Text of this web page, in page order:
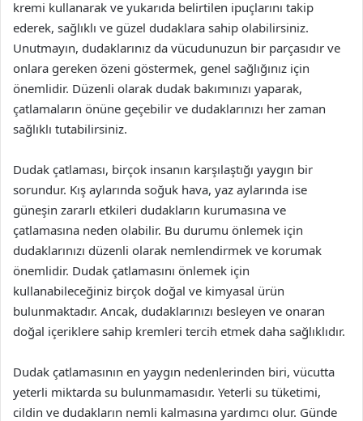
kremi kullanarak ve yukarıda belirtilen ipuçlarını takip
ederek, sağlıklı ve güzel dudaklara sahip olabilirsiniz.
Unutmayın, dudaklarınız da vücudunuzun bir parçasıdır ve
onlara gereken özeni göstermek, genel sağlığınız için
önemlidir. Düzenli olarak dudak bakımınızı yaparak,
çatlamaların önüne geçebilir ve dudaklarınızı her zaman
sağlıklı tutabilirsiniz.
Dudak çatlaması, birçok insanın karşılaştığı yaygın bir
sorundur. Kış aylarında soğuk hava, yaz aylarında ise
güneşin zararlı etkileri dudakların kurumasına ve
çatlamasına neden olabilir. Bu durumu önlemek için
dudaklarınızı düzenli olarak nemlendirmek ve korumak
önemlidir. Dudak çatlamasını önlemek için
kullanabileceğiniz birçok doğal ve kimyasal ürün
bulunmaktadır. Ancak, dudaklarınızı besleyen ve onaran
doğal içeriklere sahip kremleri tercih etmek daha sağlıklıdır.
Dudak çatlamasının en yaygın nedenlerinden biri, vücutta
yeterli miktarda su bulunmamasıdır. Yeterli su tüketimi,
cildin ve dudakların nemli kalmasına yardımcı olur. Günde